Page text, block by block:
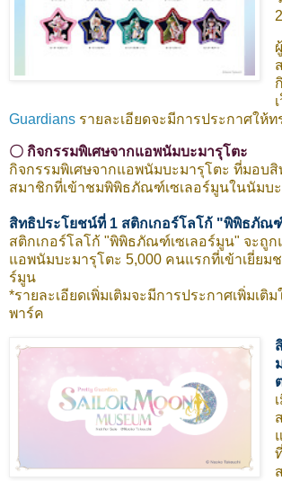
Guardians รายละเอียดจะมีการประกาศให้ท
〇 กิจกรรมพิเศษจากแอพนัมบะมารุโตะ
กิจกรรมพิเศษจากแอพนัมบะมารุโตะ ที่มอบ
สมาชิกที่เข้าชมพิพิธภัณฑ์เซเลอร์มูนในนัมบ
สิทธิประโยชน์ที่ 1 สติกเกอร์โลโก้ "พิพิธภัณ
สติกเกอร์โลโก้ "พิพิธภัณฑ์เซเลอร์มูน" จะถู
แอพนัมบะมารุโตะ 5,000 คนแรกที่เข้าเยี่ย
ร์มูน
*รายละเอียดเพิ่มเติมจะมีการประกาศเพิ่มเติม
พาร์ค